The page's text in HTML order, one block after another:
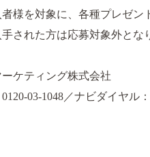
様を対象に、各種プレゼ
された方は応募対象外とな
ケティング株式会社
0120-03-1048／ナビダイヤ